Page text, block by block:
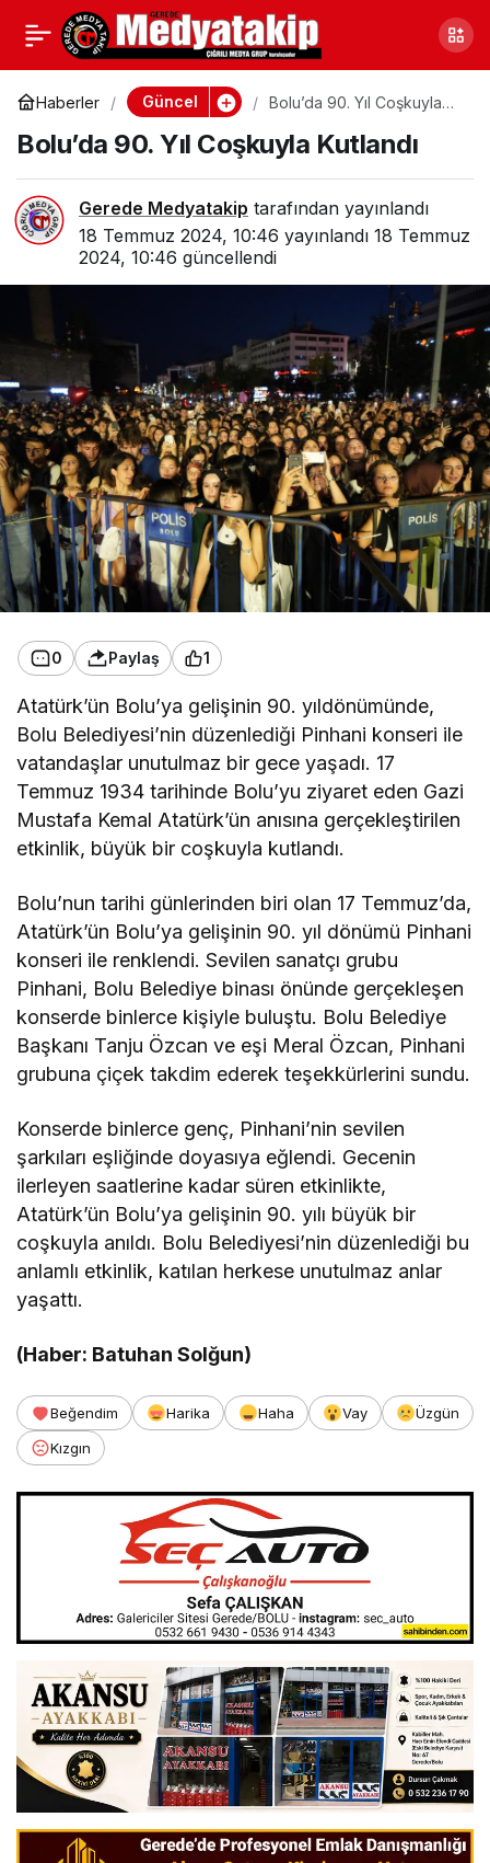
Haberler Güncel
Bolu’da 90. Yıl Coşkuyla
Bolu’da 90. Yıl Coşkuyla Kutlandı
Gerede Medyatakip tarafından yayınlandı
18 Temmuz 2024, 10:46 yayınlandı 18 Temmuz
2024, 10:46 güncellendi
0 Paylaş 1
Atatürk’ün Bolu’ya gelişinin 90. yıldönümünde,
Bolu Belediyesi’nin düzenlediği Pinhani konseri ile
vatandaşlar unutulmaz bir gece yaşadı. 17
Temmuz 1934 tarihinde Bolu’yu ziyaret eden Gazi
Mustafa Kemal Atatürk’ün anısına gerçekleştirilen
etkinlik, büyük bir coşkuyla kutlandı.
Bolu’nun tarihi günlerinden biri olan 17 Temmuz’da,
Atatürk’ün Bolu’ya gelişinin 90. yıl dönümü Pinhani
konseri ile renklendi. Sevilen sanatçı grubu
Pinhani, Bolu Belediye binası önünde gerçekleşen
konserde binlerce kişiyle buluştu. Bolu Belediye
Başkanı Tanju Özcan ve eşi Meral Özcan, Pinhani
grubuna çiçek takdim ederek teşekkürlerini sundu.
Konserde binlerce genç, Pinhani’nin sevilen
şarkıları eşliğinde doyasıya eğlendi. Gecenin
ilerleyen saatlerine kadar süren etkinlikte,
Atatürk’ün Bolu’ya gelişinin 90. yılı büyük bir
coşkuyla anıldı. Bolu Belediyesi’nin düzenlediği bu
anlamlı etkinlik, katılan herkese unutulmaz anlar
yaşattı.
(Haber: Batuhan Solğun)
Beğendim Harika Haha Vay
Üzgün
Kızgın
Opel’in Yeni Gücü:
Sadece 450 Bin TL’ye
Satışta!
Paylaş